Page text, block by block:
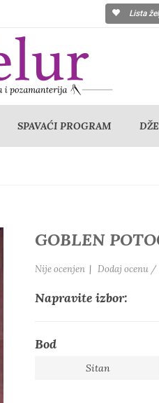
Lista
SPAVAĆI PROGRAM
GOBLEN
Nije ocenjen | Dodaj ocenu
Napravite izbor:
Bod
Sitan